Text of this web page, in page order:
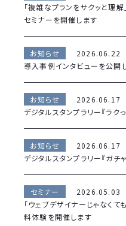
「複雑なプランをサクッと理
セミナーを開催します
お知らせ
2026.06.22
導入事例インタビューを公開
お知らせ
2026.06.17
デジタルスタンプラリー『ラク
お知らせ
2026.06.17
デジタルスタンプラリー『ガチ
セミナー
2026.05.03
「ウェブデザイナーじゃなく
料体験を開催します